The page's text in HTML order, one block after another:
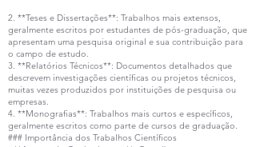
2. **Teses e Dissertações**: Trabalhos mais extensos,
geralmente escritos por estudantes de pós-graduação, que
apresentam uma pesquisa original e sua contribuição para
o campo de estudo.
3. **Relatórios Técnicos**: Documentos detalhados que
descrevem investigações científicas ou projetos técnicos,
muitas vezes produzidos por instituições de pesquisa ou
empresas.
4. **Monografias**: Trabalhos mais curtos e específicos,
geralmente escritos como parte de cursos de graduação.
### Importância dos Trabalhos Científicos